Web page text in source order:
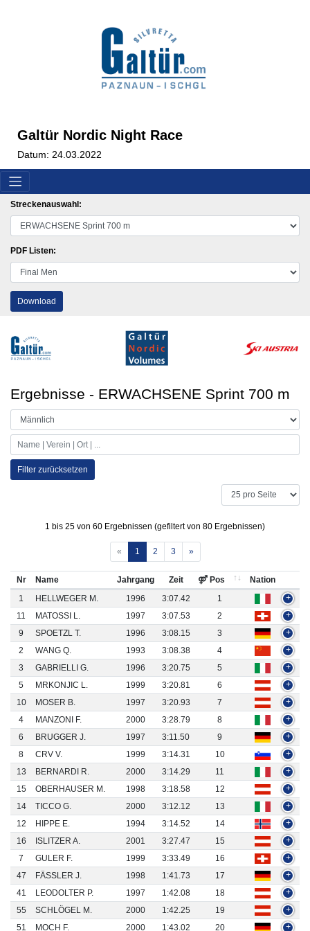
Galtür Nordic Night Race
Datum: 24.03.2022
Streckenauswahl:
PDF Listen:
Download
Ergebnisse - ERWACHSENE Sprint 700 m
Filter zurücksetzen
1 bis 25 von 60 Ergebnissen (gefiltert von 80 Ergebnissen)
« 1 2 3 »
Nr Name Jahrgang Zeit ⚤ Pos
Nation
1
HELLWEGER M. 1996 3:07.42 1
+
11
MATOSSI L. 1997 3:07.53 2
+
9
SPOETZL T. 1996 3:08.15 3
+
2
WANG Q. 1993 3:08.38 4
+
3
GABRIELLI G. 1996 3:20.75 5
+
5
MRKONJIC L. 1999 3:20.81 6
+
10
MOSER B. 1997 3:20.93 7
+
4
MANZONI F. 2000 3:28.79 8
+
6
BRUGGER J. 1997 3:11.50 9
+
8
CRV V. 1999 3:14.31 10
+
13
BERNARDI R. 2000 3:14.29 11
+
15
OBERHAUSER M. 1998 3:18.58 12
+
14
TICCO G. 2000 3:12.12 13
+
12
HIPPE E. 1994 3:14.52 14
+
16
ISLITZER A. 2001 3:27.47 15
+
7
GULER F. 1999 3:33.49 16
+
47
FÄSSLER J. 1998 1:41.73 17
+
41
LEODOLTER P. 1997 1:42.08 18
+
55
SCHLÖGEL M. 2000 1:42.25 19
+
51
MOCH F. 2000 1:43.02 20 +